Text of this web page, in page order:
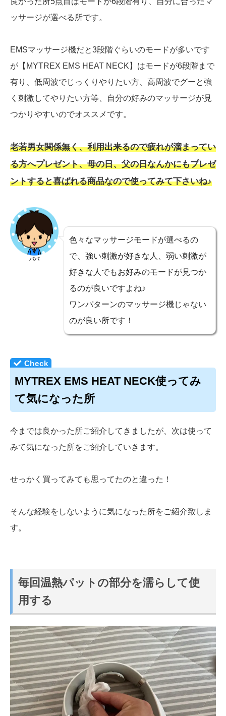
ッサージが選べる所です。
EMSマッサージ機だと3段階ぐらいのモードが多いです
が【MYTREX EMS HEAT NECK】はモードが6段階まで
有り、低周波でじっくりやりたい方、高周波でグーと強
く刺激してやりたい方等、自分の好みのマッサージが見
つかりやすいのでオススメです。
老若男女関係無く、利用出来るので疲れが溜まってい
る方へプレゼント、母の日、父の日なんかにもプレゼ
ントすると喜ばれる商品なので使ってみて下さいね♪
パパ
色々なマッサージモードが選べるの
で、強い刺激が好きな人、弱い刺激が
好きな人でもお好みのモードが見つか
るのが良いですよね♪
ワンパターンのマッサージ機じゃない
のが良い所です！
MYTREX EMS HEAT NECK使ってみ
て気になった所
今までは良かった所ご紹介してきましたが、次は使って
みて気になった所をご紹介していきます。
せっかく買ってみても思ってたのと違った！
そんな経験をしないように気になった所をご紹介致しま
す。
毎回温熱パットの部分を濡らして使
用する